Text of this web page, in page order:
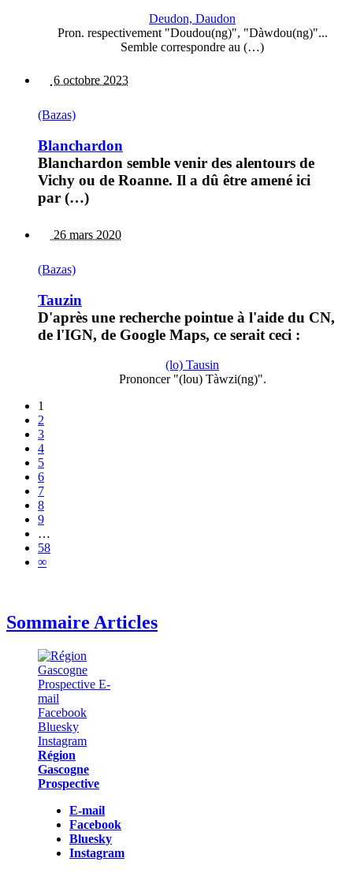
Deudon, Daudon
Pron. respectivement "Doudou(ng)", "Dàwdou(ng)"...
Semble correspondre au (…)
6 octobre 2023
(Bazas)
Blanchardon
Blanchardon semble venir des alentours de
Vichy ou de Roanne. Il a dû être amené ici
par (…)
26 mars 2020
(Bazas)
Tauzin
D'après une recherche pointue à l'aide du CN,
de l'IGN, de Google Maps, ce serait ceci :
(lo) Tausin
Prononcer "(lou) Tàwzi(ng)".
1
2
3
4
5
6
7
8
9
…
58
∞
Sommaire Articles
Région
Gascogne
Prospective
E-mail
Facebook
Bluesky
Instagram